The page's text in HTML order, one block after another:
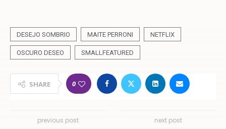
DESEJO SOMBRIO MAITE PERRONI NETFLIX
OSCURO DESEO SMALLFEATURED
SHARE 0
previous post next post